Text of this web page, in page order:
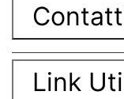
Link